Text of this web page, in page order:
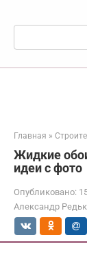
Поиск:
Главная »
Жидкие
идеи с фото
Опубликовано:
Александр